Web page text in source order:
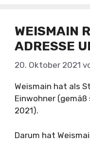
WEISMAIN
ADRESSE
20. Oktober 2021
Weismain hat als
Einwohner
2021).
Darum hat